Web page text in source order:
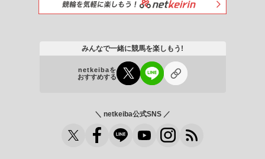
みんなで一緒に競馬を楽しもう!
netkeibaを
おすすめする
＼ netkeiba公式SNS ／